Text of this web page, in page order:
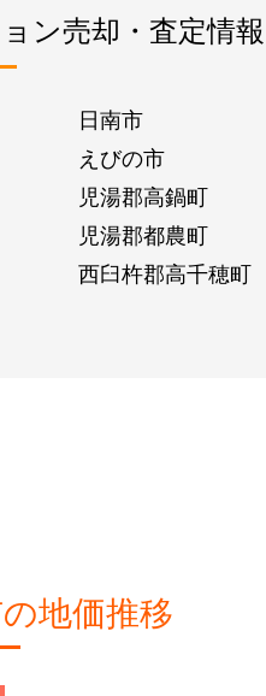
ン売却・査定情
日南市
えびの市
児湯郡高鍋町
児湯郡都農町
西臼杵郡高千穂町
地価推移